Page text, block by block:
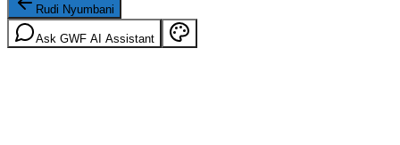
Rudi Nyumbani
Ask GWF AI Assistant